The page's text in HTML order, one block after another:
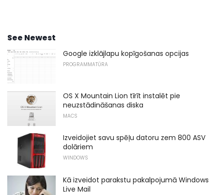
See Newest
Google izklājlapu kopīgošanas opcijas
PROGRAMMATŪRA
OS X Mountain Lion tīrīt instalēt pie
neuzstādināšanas diska
MACS
Izveidojiet savu spēļu datoru zem 800 ASV
dolāriem
WINDOWS
Kā izveidot parakstu pakalpojumā Windows
Live Mail